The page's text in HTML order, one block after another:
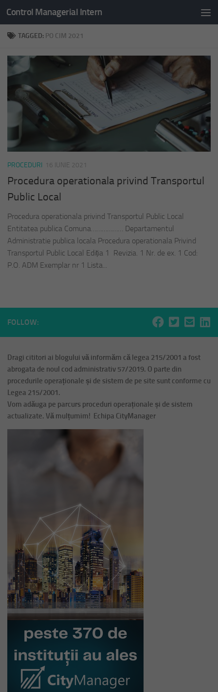
Skip to content
Control Managerial Intern
TAGGED: PO CIM 2021
PROCEDURI 16 IUNIE 2021
Procedura operationala privind Transportul
Public Local
Procedura operationala privind Transportul Public Local
Entitatea publica Comuna……………… Departamentul
Administratie publica locala Procedura operationala Privind
Transportul Public Local Ediția 1 Revizia. 1 Nr. de ex. 1 Cod:
P.O. ADM Exemplar nr 1 Lista...
FOLLOW:
Dragi cititori ai blogului vă informăm că legea 215/2001 a fost
abrogata de noul cod administrativ 57/2019. O parte din
procedurile operaționale și de sistem de pe site sunt conforme cu
Legea 215/2001.
Vom adăuga pe parcurs proceduri operaționale și de sistem
actualizate. Vă mulțumim! Echipa CityManager